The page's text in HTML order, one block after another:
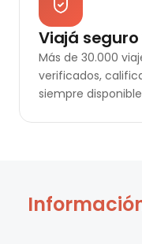
Viajá
Más de 30.000
verificados,
siempre